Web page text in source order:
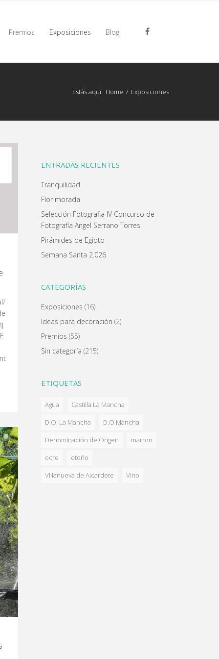
Premios Exposiciones Blog
Estás aquí: Home / Exposiciones
ENTRADAS RECIENTES
Tranquilidad
Flor morada
Selección Fotografia IV Concurso de
Fotografía Angel Serrano Torres
Pirámides de Egipto
Semana Santa 2.026
CATEGORÍAS
Exposiciones (16)
Ideas para decoración (2)
Premios (55)
Sin categoría (215)
ETIQUETAS
Agua
Castilla La Mancha
D.O. La Mancha
D.O.Mancha
Denominación de Origen
marron
ocre
otoño
Villanueva de Alcardete
Vino